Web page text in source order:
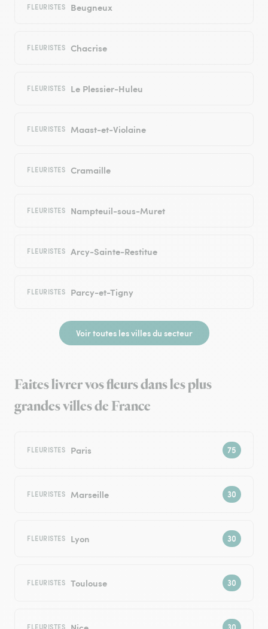
FLEURISTES Beugneux
FLEURISTES Chacrise
FLEURISTES Le Plessier-Huleu
FLEURISTES Maast-et-Violaine
FLEURISTES Cramaille
FLEURISTES Nampteuil-sous-Muret
FLEURISTES Arcy-Sainte-Restitue
FLEURISTES Parcy-et-Tigny
Voir toutes les villes du secteur
Faites livrer vos fleurs dans les plus
grandes villes de France
FLEURISTES Paris
FLEURISTES Marseille
FLEURISTES Lyon
FLEURISTES Toulouse
FLEURISTES